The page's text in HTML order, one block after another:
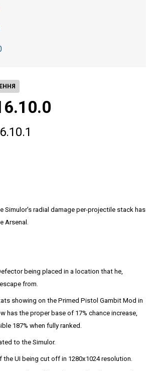
Simulor's radial damage per-projectile stack has
Arsenal.
being placed in a location that he,
from.
showing on the Primed Pistol Gambit Mod in
has the proper base of 17% chance increase,
187% when fully ranked.
to the Simulor.
the UI being cut off in 1280x1024 resolution.